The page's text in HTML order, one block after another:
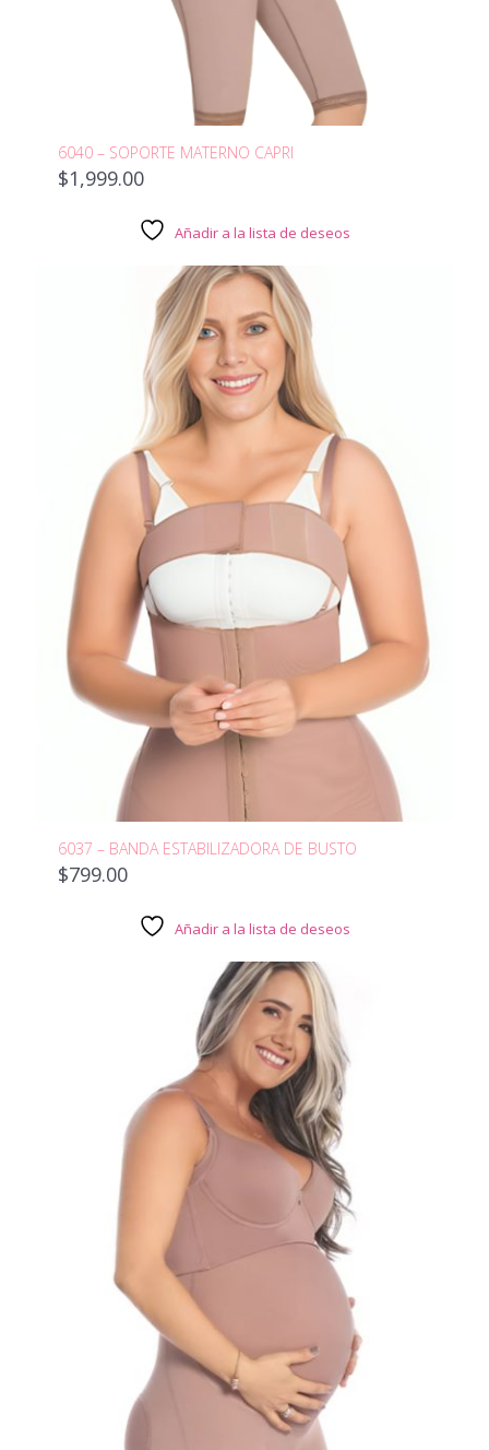
6040 – SOPORTE MATERNO CAPRI
$1,999.00
Añadir a la lista de deseos
6037 – BANDA ESTABILIZADORA DE BUSTO
$799.00
Añadir a la lista de deseos